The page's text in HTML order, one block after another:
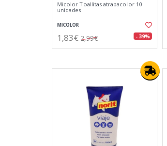
Micolor Toallitas atrapacolor 10
unidades
MICOLOR
1,83€ 2,99€ - 39%